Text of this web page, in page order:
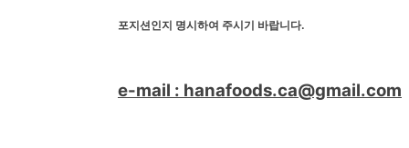
포지션인지 명시하여 주시기 바랍니다.
e-mail : hanafoods.ca@gmail.com